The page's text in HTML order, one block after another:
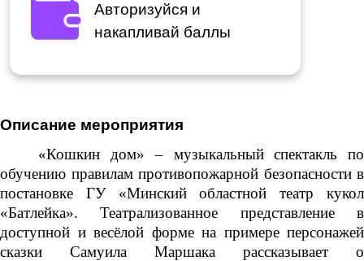
Авторизуйся и
накапливай баллы
Описание мероприятия
«Кошкин дом» – музыкальный спектакль по
обучению правилам противопожарной безопасности в
постановке ГУ «Минский областной театр кукол
«Батлейка». Театрализованное представление в
доступной и весёлой форме на примере персонажей
сказки Самуила Маршака рассказывает о